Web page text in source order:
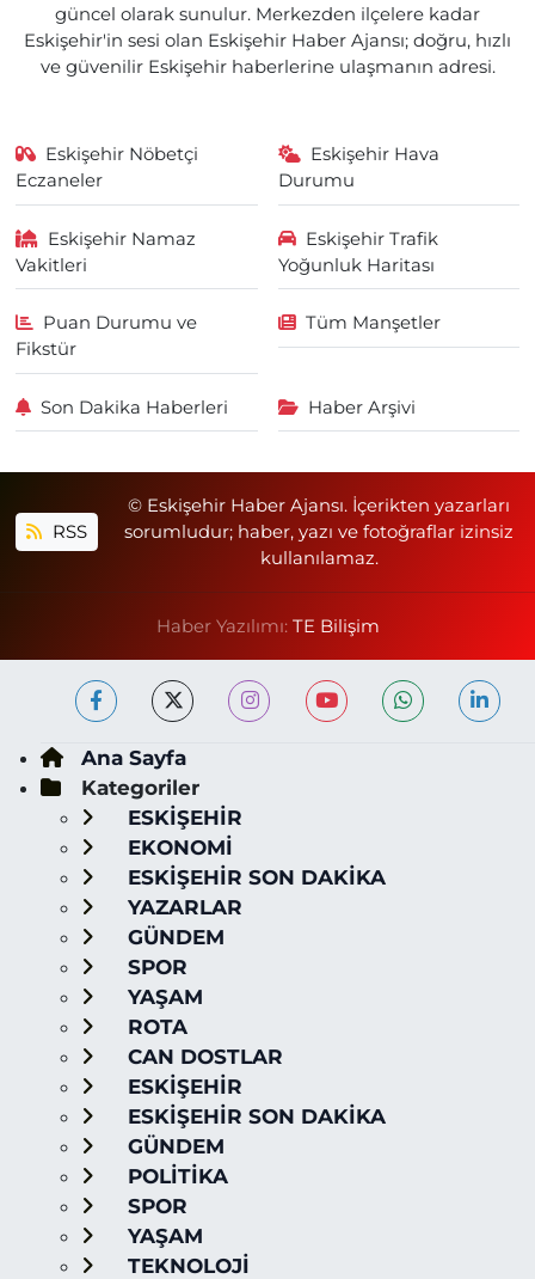
güncel olarak sunulur. Merkezden ilçelere kadar
Eskişehir'in sesi olan Eskişehir Haber Ajansı; doğru, hızlı
ve güvenilir Eskişehir haberlerine ulaşmanın adresi.
Eskişehir Nöbetçi
Eczaneler
Eskişehir Hava
Durumu
Eskişehir Namaz
Vakitleri
Eskişehir Trafik
Yoğunluk Haritası
Puan Durumu ve
Fikstür
Tüm Manşetler
Son Dakika Haberleri Haber Arşivi
RSS
© Eskişehir Haber Ajansı. İçerikten yazarları
sorumludur; haber, yazı ve fotoğraflar izinsiz
kullanılamaz.
Haber Yazılımı: TE Bilişim
Ana Sayfa
Kategoriler
ESKİŞEHİR
EKONOMİ
ESKİŞEHİR SON DAKİKA
YAZARLAR
GÜNDEM
SPOR
YAŞAM
ROTA
CAN DOSTLAR
ESKİŞEHİR
ESKİŞEHİR SON DAKİKA
GÜNDEM
POLİTİKA
SPOR
YAŞAM
TEKNOLOJİ